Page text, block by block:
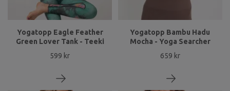
Yogatopp Eagle Feather
Green Lover Tank - Teeki
599 kr
Yogatopp Bambu Hadu
Mocha - Yoga Searcher
659 kr